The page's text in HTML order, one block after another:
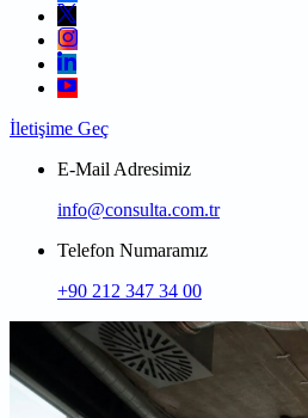
İletişime Geç
E-Mail Adresimiz
info@consulta.com.tr
Telefon Numaramız
+90 212 347 34 00